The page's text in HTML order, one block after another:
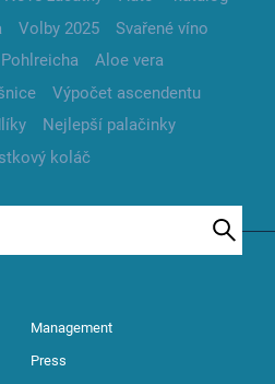
Volby 2025
Svařené víno
Aloe vera
Výpočet ascendentu
Nejlepší palačinky
koláč
Management
Press